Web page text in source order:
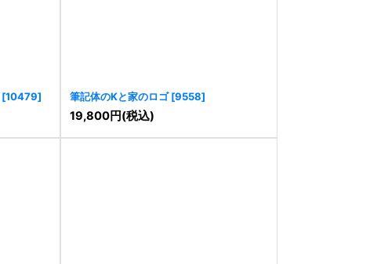
[10479] 筆記体のKと家のロゴ [9558]
19,800円(税込)